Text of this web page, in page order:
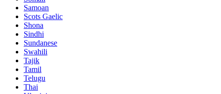
Samoan
Scots Gaelic
Shona
Sindhi
Sundanese
Swahili
Tajik
Tamil
Telugu
Thai